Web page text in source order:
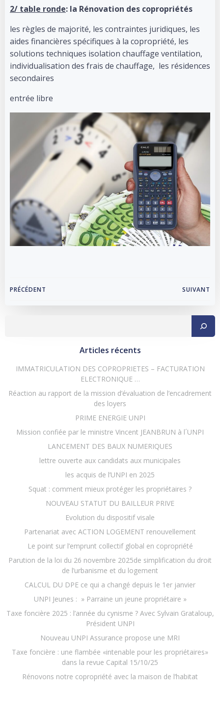
2/ table ronde: la Rénovation des copropriétés
les règles de majorité, les contraintes juridiques, les
aides financières spécifiques à la copropriété, les
solutions techniques isolation chauffage ventilation,
individualisation des frais de chauffage, les résidences
secondaires
entrée libre
Navigation
PRÉCÉDENT
Navigation
l’article
SUIVANT
Articles récents
IMMATRICULATION DES COPROPRIETES – FACTURATION
ELECTRONIQUE …
Réaction au rapport de la mission d’évaluation de l’encadrement
des loyers
PRIME ENERGIE UNPI
Mission confiée par le ministre Vincent JEANBRUN à l´UNPI
LANCEMENT DES BAUX NUMERIQUES
lettre ouverte aux candidats aux municipales
les acquis de l’UNPI en 2025
Squat : comment mieux protéger les propriétaires ?
NOUVEAU STATUT DU BAILLEUR PRIVE
Evolution du dispositif visale
Partenariat avec ACTION LOGEMENT renouvellement
Le point sur l’emprunt collectif global en copropriété
Parution de la loi du 26 novembre 2025de simplification du droit
de l’urbanisme et du logement
CALCUL DU DPE ce qui a changé depuis le 1er janvier
UNPI Jeunes : » Parraine un jeune propriétaire »
Taxe foncière 2025 : l’année du cynisme ? Avec Sylvain Grataloup,
Président UNPI
Nouveau UNPI Assurance propose une MRI
Taxe foncière : une flambée «intenable pour les propriétaires»
dans la revue Capital 15/10/25
Rénovons notre copropriété avec la maison de l’habitat